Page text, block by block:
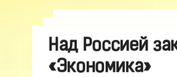
Над Россией
«Экономика»